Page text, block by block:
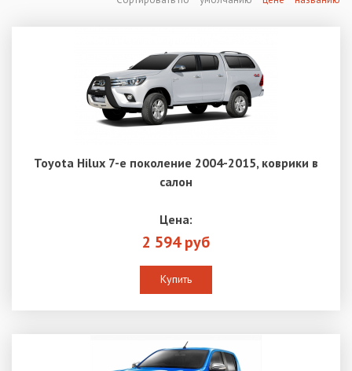
Toyota Hilux 7-е поколение 2004-2015, коврики в
салон
Цена:
2 594 руб
Купить